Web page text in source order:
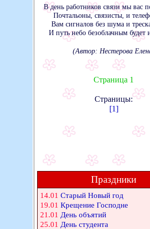
В день работников связи мы вас
Почтальоны, связисты, и
Вам сигналов без шума и
И путь небо безоблачным будет
(Автор: Нестерова
Страница 1
Страницы:
[1]
Праздники
14.01 Старый Новый год
19.01 Крещение Господне
21.01 День объятий
25.01 День студента